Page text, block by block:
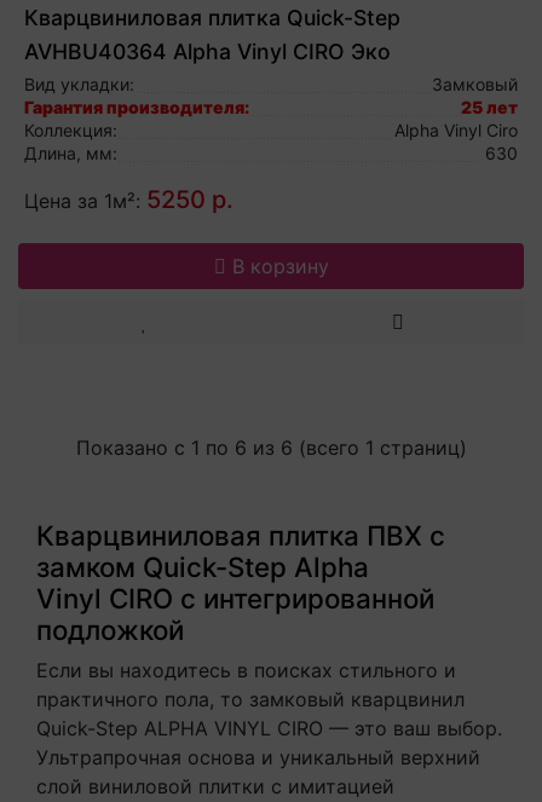
Кварцвиниловая плитка Quick-Step
AVHBU40364 Alpha Vinyl CIRO Эко
карамельный, виниловый ламинат
Вид укладки:
Замковый
Гарантия производителя:
25 лет
Коллекция:
Alpha Vinyl Ciro
Длина, мм:
630
Цена за 1м²: 5250 р.
В корзину
Показано с 1 по 6 из 6 (всего 1 страниц)
Кварцвиниловая плитка ПВХ с
замком Quick-Step Alpha
Vinyl CIRO с интегрированной
подложкой
Если вы находитесь в поисках стильного и
практичного пола, то замковый кварцвинил
Quick-Step ALPHA VINYL CIRO — это ваш выбор.
Ультрапрочная основа и уникальный верхний
слой виниловой плитки с имитацией